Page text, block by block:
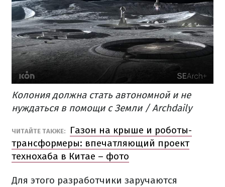
Колония должна стать автономной и не
нуждаться в помощи с Земли / Archdaily
ЧИТАЙТЕ ТАКЖЕ:
Газон на крыше и роботы-
трансформеры: впечатляющий проект
технохаба в Китае – фото
Для этого разработчики заручаются